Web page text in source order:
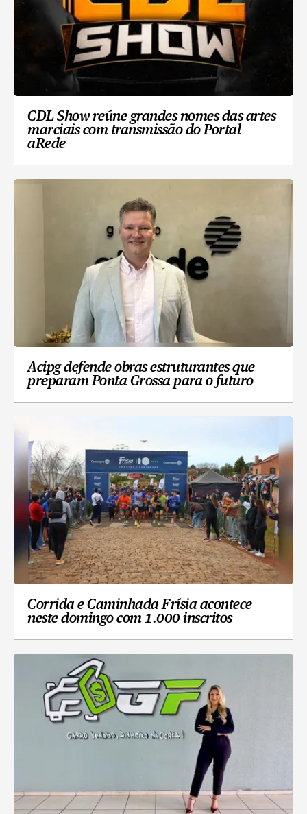
CDL Show reúne grandes nomes das artes
marciais com transmissão do Portal
aRede
Acipg defende obras estruturantes que
preparam Ponta Grossa para o futuro
Corrida e Caminhada Frísia acontece
neste domingo com 1.000 inscritos